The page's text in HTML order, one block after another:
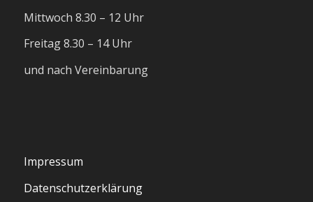
Mittwoch 8.30 – 12 Uhr
Freitag 8.30 – 14 Uhr
und nach Vereinbarung
Impressum
Datenschutzerklärung